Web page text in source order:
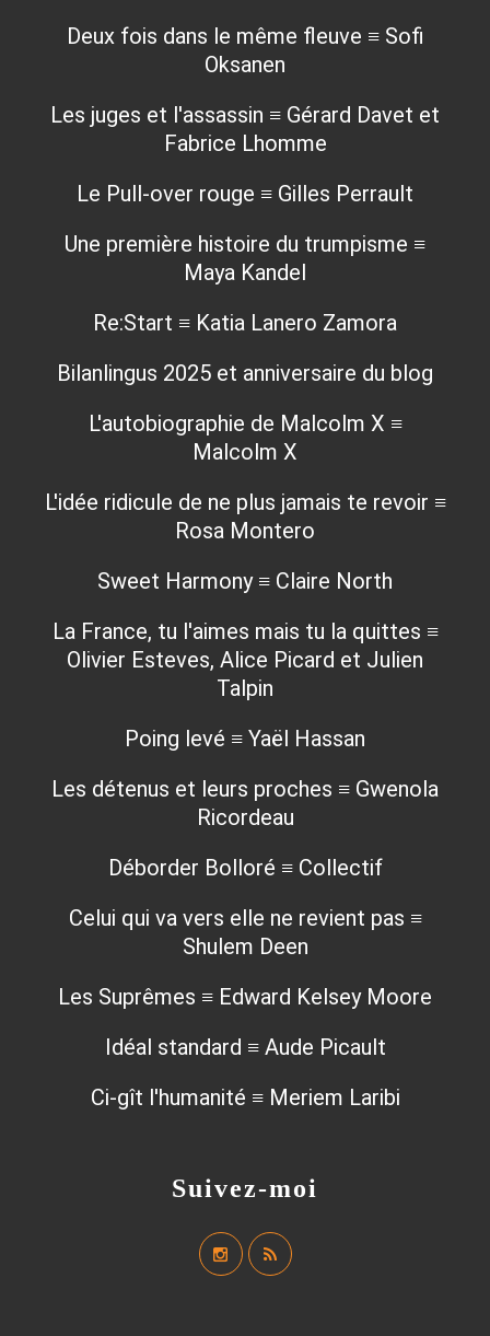
Suivez-moi
Deux fois dans le même fleuve ≡ Sofi
Oksanen
Les juges et l'assassin ≡ Gérard Davet et
Fabrice Lhomme
Le Pull-over rouge ≡ Gilles Perrault
Une première histoire du trumpisme ≡
Maya Kandel
Re:Start ≡ Katia Lanero Zamora
Bilanlingus 2025 et anniversaire du blog
L'autobiographie de Malcolm X ≡
Malcolm X
L'idée ridicule de ne plus jamais te revoir ≡
Rosa Montero
Sweet Harmony ≡ Claire North
La France, tu l'aimes mais tu la quittes ≡
Olivier Esteves, Alice Picard et Julien
Talpin
Poing levé ≡ Yaël Hassan
Les détenus et leurs proches ≡ Gwenola
Ricordeau
Déborder Bolloré ≡ Collectif
Celui qui va vers elle ne revient pas ≡
Shulem Deen
Les Suprêmes ≡ Edward Kelsey Moore
Idéal standard ≡ Aude Picault
Ci-gît l'humanité ≡ Meriem Laribi